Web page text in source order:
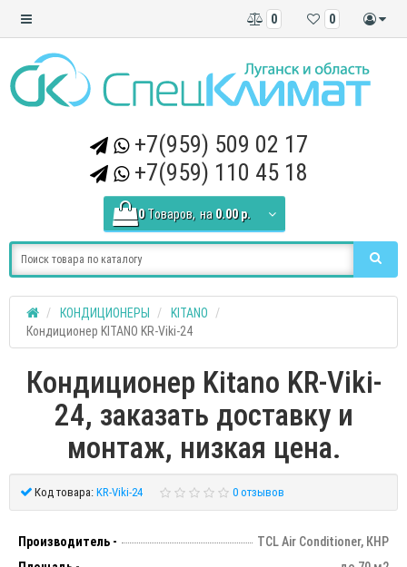
0
0
+7(959) 509 02 17
+7(959) 110 45 18
0 Tоваров, на 0.00 р.
КОНДИЦИОНЕРЫ
KITANO
Кондиционер KITANO KR-Viki-24
Кондиционер Kitano KR-Viki-
24, заказать доставку и
монтаж, низкая цена.
Код товара: KR-Viki-24 0 отзывов
Производитель -
TCL Air Conditioner, КНР